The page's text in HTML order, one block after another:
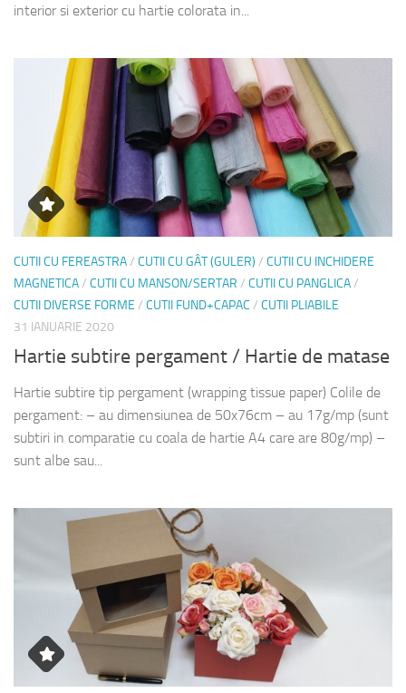
interior si exterior cu hartie colorata in...
CUTII CU FEREASTRA/ CUTII CU GÂT (GULER) / CUTII CU INCHIDERE
MAGNETICA/ CUTII CU MANSON/SERTAR / CUTII CU PANGLICA/
CUTII DIVERSE FORME / CUTII FUND+CAPAC / CUTII PLIABILE
31 IANUARIE 2020
Hartie subtire pergament / Hartie de matase
Hartie subtire tip pergament (wrapping tissue paper) Colile de
pergament: – au dimensiunea de 50x76cm – au 17g/mp (sunt
subtiri in comparatie cu coala de hartie A4 care are 80g/mp) –
sunt albe sau...